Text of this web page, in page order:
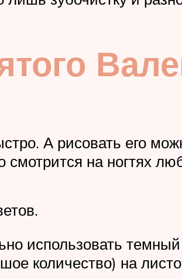
А рисовать его
смотрится на ногтях
использовать
количество) на